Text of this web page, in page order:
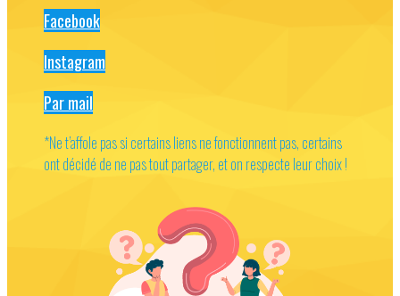
Facebook
Instagram
Par mail
*Ne t’affole pas si certains liens ne fonctionnent pas, certains
ont décidé de ne pas tout partager, et on respecte leur choix !